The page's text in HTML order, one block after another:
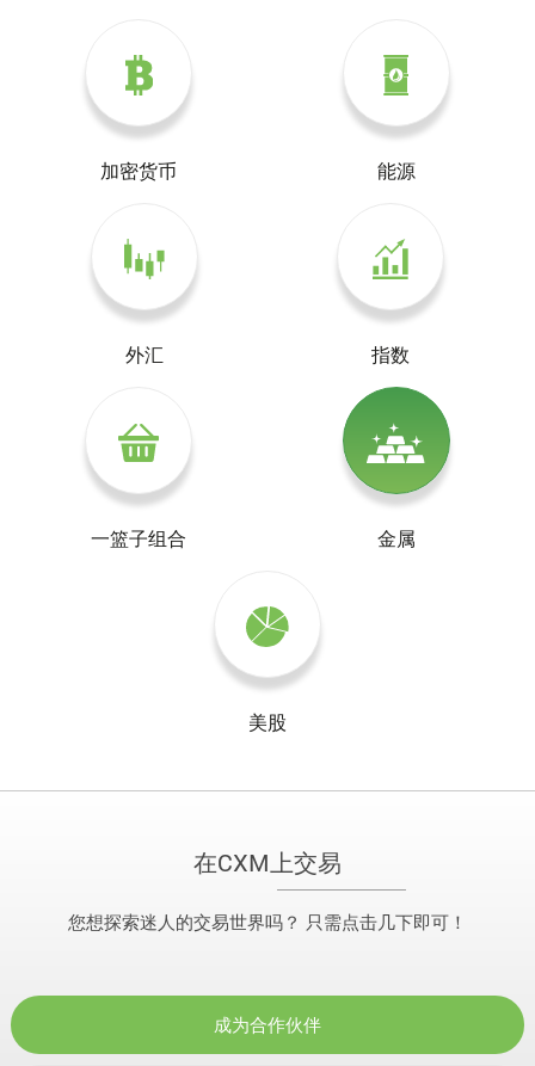
加密货币 能源
外汇 指数
一篮子组合 金属
美股
在CXM上交易
您想探索迷人的交易世界吗？ 只需点击几下即可！
成为合作伙伴